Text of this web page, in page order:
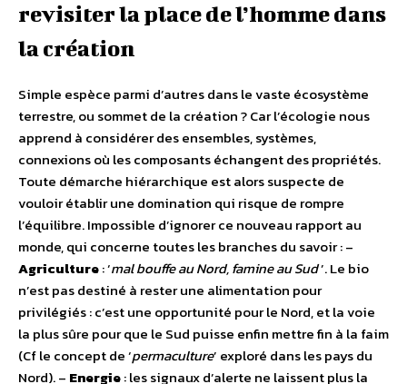
revisiter la place de l’homme dans
la création
Simple espèce parmi d’autres dans le vaste écosystème
terrestre, ou sommet de la création ? Car l’écologie nous
apprend à considérer des ensembles, systèmes,
connexions où les composants échangent des propriétés.
Toute démarche hiérarchique est alors suspecte de
vouloir établir une domination qui risque de rompre
l’équilibre. Impossible d’ignorer ce nouveau rapport au
monde, qui concerne toutes les branches du savoir : –
Agriculture: ‘mal bouffe au Nord, famine au Sud’. Le bio
n’est pas destiné à rester une alimentation pour
privilégiés : c’est une opportunité pour le Nord, et la voie
la plus sûre pour que le Sud puisse enfin mettre fin à la faim
(Cf le concept de ‘permaculture’ exploré dans les pays du
Nord). – Energie: les signaux d’alerte ne laissent plus la